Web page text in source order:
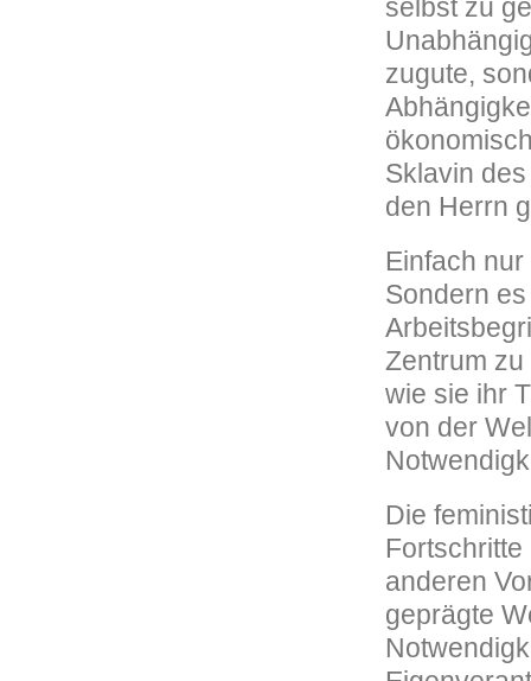
selbst zu
zugute,
Sklavin
den Herrn
Einfach
Sondern
Zentrum
wie sie ihr
von der
Die
anderen
geprägte